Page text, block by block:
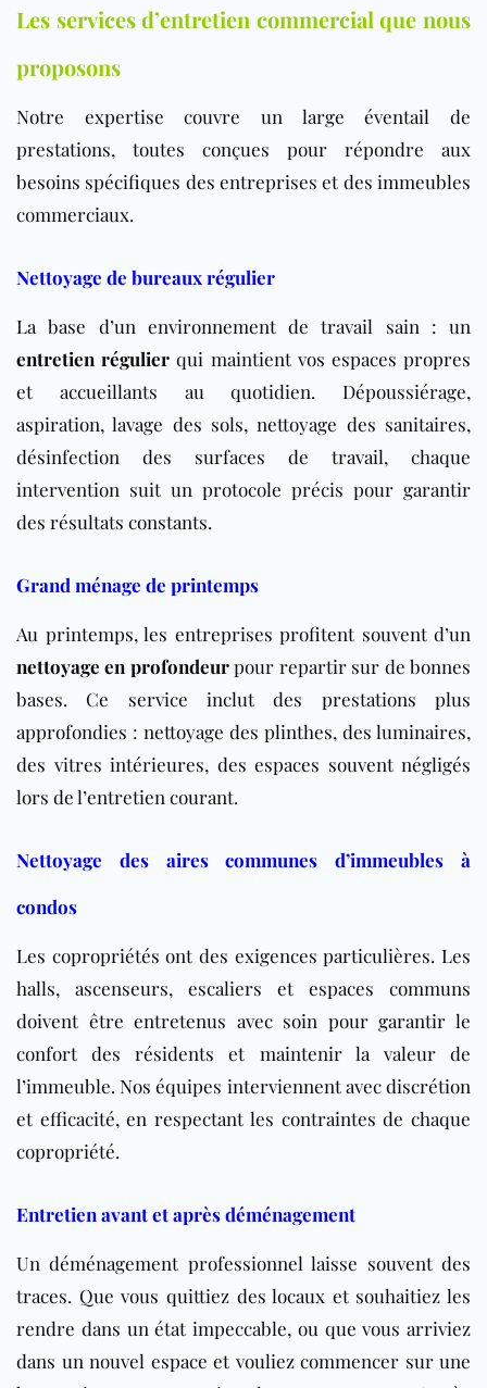
Les services d’entretien commercial que nous
proposons
Notre expertise couvre un large éventail de
prestations, toutes conçues pour répondre aux
besoins spécifiques des entreprises et des immeubles
commerciaux.
Nettoyage de bureaux régulier
La base d’un environnement de travail sain : un
entretien régulier qui maintient vos espaces propres
et accueillants au quotidien. Dépoussiérage,
aspiration, lavage des sols, nettoyage des sanitaires,
désinfection des surfaces de travail, chaque
intervention suit un protocole précis pour garantir
des résultats constants.
Grand ménage de printemps
Au printemps, les entreprises profitent souvent d’un
nettoyage en profondeurpour repartir sur de bonnes
bases. Ce service inclut des prestations plus
approfondies : nettoyage des plinthes, des luminaires,
des vitres intérieures, des espaces souvent négligés
lors de l’entretien courant.
Nettoyage des aires communes d’immeubles à
condos
Les copropriétés ont des exigences particulières. Les
halls, ascenseurs, escaliers et espaces communs
doivent être entretenus avec soin pour garantir le
confort des résidents et maintenir la valeur de
l’immeuble. Nos équipes interviennent avec discrétion
et efficacité, en respectant les contraintes de chaque
copropriété.
Entretien avant et après déménagement
Un déménagement professionnel laisse souvent des
traces. Que vous quittiez des locaux et souhaitiez les
rendre dans un état impeccable, ou que vous arriviez
dans un nouvel espace et vouliez commencer sur une